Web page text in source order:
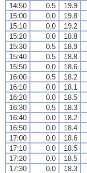
14:50 0.5 19.9
15:00
0.0 19.8
15:10
0.0 19.2
15:20
0.0 18.8
15:30
0.5 18.9
15:40
0.5 18.8
15:50
0.0 18.6
16:00
0.5 18.2
16:10
0.0 18.1
16:20
0.0 18.5
16:30
0.5 18.3
16:40
0.0 18.2
16:50
0.0 18.4
17:00
0.0 18.6
17:10
0.0 18.5
17:20
0.0 18.5
17:30
0.0 18.3